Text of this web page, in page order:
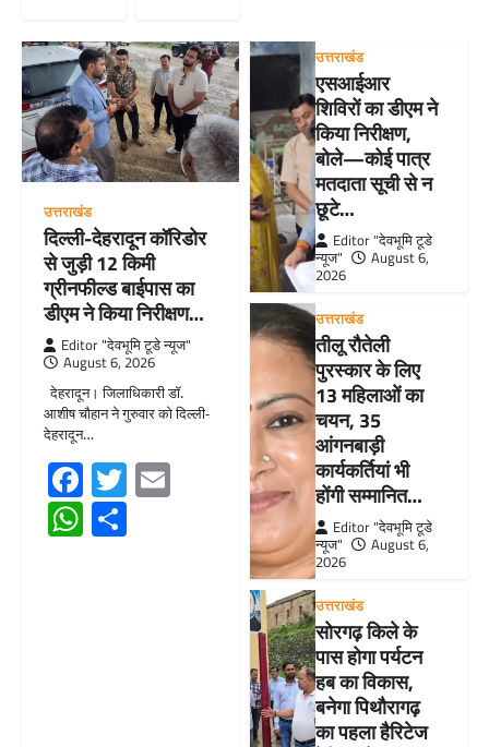
उत्तराखंड
दिल्ली-देहरादून कॉरिडोर
से जुड़ी 12 किमी
ग्रीनफील्ड बाईपास का
डीएम ने किया निरीक्षण…
Editor "देवभूमि टूडे न्यूज"
August 6, 2026
देहरादून। जिलाधिकारी डॉ.
आशीष चौहान ने गुरुवार को दिल्ली-
देहरादून…
Facebook
TwitterEmail
WhatsApp
उत्तराखंड
एसआईआर
शिविरों का डीएम ने
किया निरीक्षण,
बोले—कोई पात्र
मतदाता सूची से न
छूटे…
Editor "देवभूमि टूडे
न्यूज"
August 6,
2026
उत्तराखंड
तीलू रौतेली
पुरस्कार के लिए
13 महिलाओं का
चयन, 35
आंगनबाड़ी
कार्यकर्तियां भी
होंगी सम्मानित…
Editor "देवभूमि टूडे
न्यूज"
August 6,
2026
उत्तराखंड
सोरगढ़ किले के
पास होगा पर्यटन
हब का विकास,
बनेगा पिथौरागढ़
का पहला हैरिटेज